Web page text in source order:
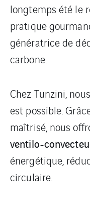
longtemps été le
pratique
génératrice de
carbone.
Chez Tunzini,
est possible.
maîtrisé, nous
ventilo-
énergétique,
circulaire.